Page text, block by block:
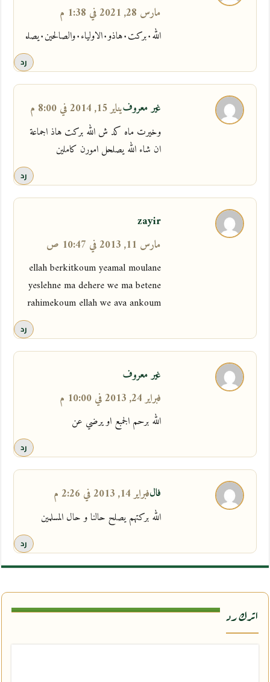
مارس 28, 2021 في 1:38 م
الله٠بركت٠هاذو٠الاولياء٠والصالحين٠يصلحن٠الدنيا٠والاخرة
رد
غير معروفيناير 15, 2014 في 8:00 م
وخيرت ماه كد ش الله بركت هاذ اجماعة
ان شاء الله يصلحل امورن كاملين
رد
zayir
مارس 11, 2013 في 10:47 ص
ellah berkitkoum yeamal moulane
yeslehne ma dehere we ma betene
rahimekoum ellah we ava ankoum
رد
غير معروف
فبراير 24, 2013 في 10:00 م
الله برحم الجمبع او يرضي عن
رد
فالفبراير 14, 2013 في 2:26 م
الله بركتهم يصلح حالنا و حال المسلمين
رد
اترك رد